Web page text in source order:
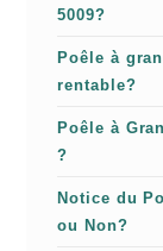
5009?
Poêle à
rentable?
Poêle à
?
Notice du
ou Non?